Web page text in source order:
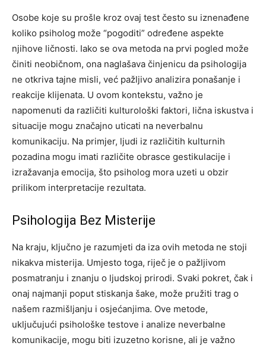
Osobe koje su prošle kroz ovaj test često su iznenađene
koliko psiholog može “pogoditi” određene aspekte
njihove ličnosti. Iako se ova metoda na prvi pogled može
činiti neobičnom, ona naglašava činjenicu da psihologija
ne otkriva tajne misli, već pažljivo analizira ponašanje i
reakcije klijenata. U ovom kontekstu, važno je
napomenuti da različiti kulturološki faktori, lična iskustva i
situacije mogu značajno uticati na neverbalnu
komunikaciju. Na primjer, ljudi iz različitih kulturnih
pozadina mogu imati različite obrasce gestikulacije i
izražavanja emocija, što psiholog mora uzeti u obzir
prilikom interpretacije rezultata.
Psihologija Bez Misterije
Na kraju, ključno je razumjeti da iza ovih metoda ne stoji
nikakva misterija. Umjesto toga, riječ je o pažljivom
posmatranju i znanju o ljudskoj prirodi. Svaki pokret, čak i
onaj najmanji poput stiskanja šake, može pružiti trag o
našem razmišljanju i osjećanjima. Ove metode,
uključujući psihološke testove i analize neverbalne
komunikacije, mogu biti izuzetno korisne, ali je važno